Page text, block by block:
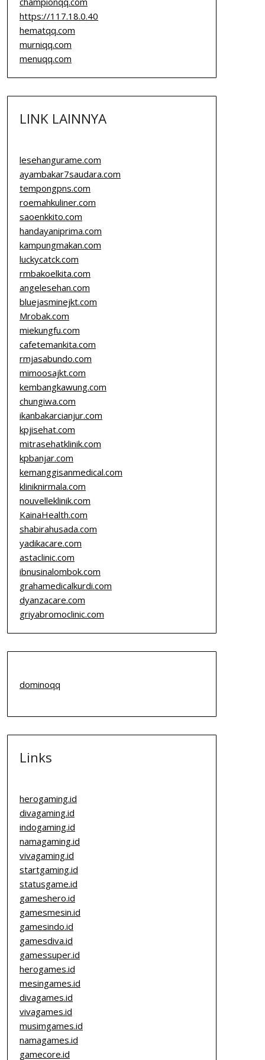
https://117.18.0.40
hematqq.com
murniqq.com
menuqq.com
LINK LAINNYA
lesehangurame.com
ayambakar7saudara.com
tempongpns.com
roemahkuliner.com
saoenkkito.com
handayaniprima.com
kampungmakan.com
luckycatck.com
rmbakoelkita.com
angelesehan.com
bluejasminejkt.com
Mrobak.com
miekungfu.com
cafetemankita.com
rmjasabundo.com
mimoosajkt.com
kembangkawung.com
chungiwa.com
ikanbakarcianjur.com
kpjisehat.com
mitrasehatklinik.com
kpbanjar.com
kemanggisanmedical.com
kliniknirmala.com
nouvelleklinik.com
KainaHealth.com
shabirahusada.com
yadikacare.com
astaclinic.com
ibnusinalombok.com
grahamedicalkurdi.com
dyanzacare.com
griyabromoclinic.com
dominoqq
Links
herogaming.id
divagaming.id
indogaming.id
namagaming.id
vivagaming.id
startgaming.id
statusgame.id
gameshero.id
gamesmesin.id
gamesindo.id
gamesdiva.id
gamessuper.id
herogames.id
mesingames.id
divagames.id
vivagames.id
musimgames.id
namagames.id
gamecore.id